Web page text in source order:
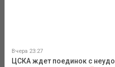
Вчера 23:27
ЦСКА ждет поединок с